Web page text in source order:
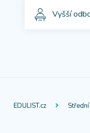
Vyšší
EDULIST.cz